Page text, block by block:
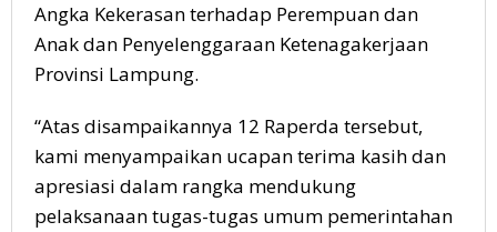
Angka Kekerasan terhadap Perempuan dan
Anak dan Penyelenggaraan Ketenagakerjaan
Provinsi Lampung.
“Atas disampaikannya 12 Raperda tersebut,
kami menyampaikan ucapan terima kasih dan
apresiasi dalam rangka mendukung
pelaksanaan tugas-tugas umum pemerintahan